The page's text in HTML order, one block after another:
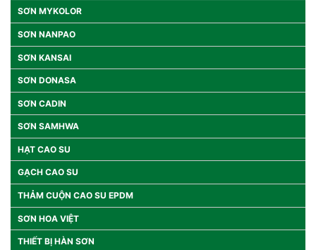
SƠN MYKOLOR
SƠN NANPAO
SƠN KANSAI
SƠN DONASA
SƠN CADIN
SƠN SAMHWA
HẠT CAO SU
GẠCH CAO SU
THẢM CUỘN CAO SU EPDM
SƠN HOA VIỆT
THIẾT BỊ HÀN SƠN